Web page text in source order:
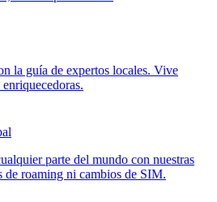
la guía de expertos locales. Vive
parte del mundo con nuestras
de roaming ni cambios de SIM.